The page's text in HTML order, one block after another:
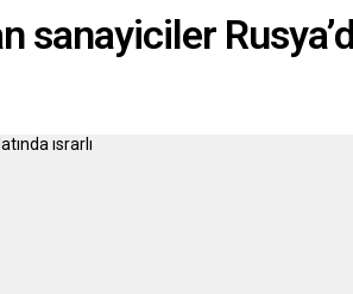
sanayiciler